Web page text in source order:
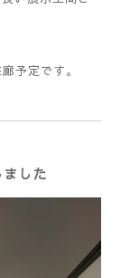
予定です。
した